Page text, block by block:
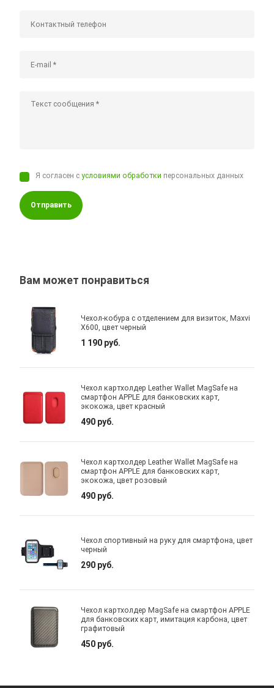
Я согласен сусловиями обработки персональных данных
Отправить
Вам может понравиться
Чехол-кобура с отделением для визиток, Maxvi
X600, цвет черный
1 190 руб.
Чехол картхолдер Leather Wallet MagSafe на
смартфон APPLE для банковских карт,
экокожа, цвет красный
490 руб.
Чехол картхолдер Leather Wallet MagSafe на
смартфон APPLE для банковских карт,
экокожа, цвет розовый
490 руб.
Чехол спортивный на руку для смартфона, цвет
черный
290 руб.
Чехол картхолдер MagSafe на смартфон APPLE
для банковских карт, имитация карбона, цвет
графитовый
450 руб.